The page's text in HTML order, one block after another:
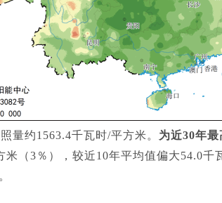
量约1563.4千瓦时/平方米。 为近30年最
（3％），较近10年平均值偏大54.0千